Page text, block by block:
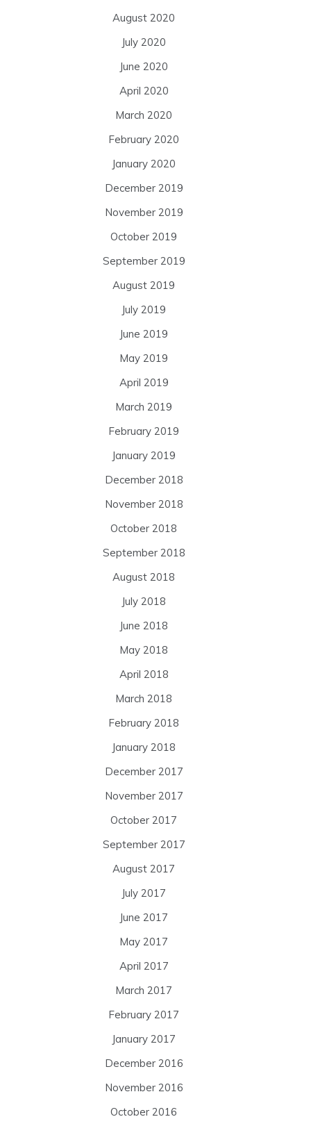
August 2020
July 2020
June 2020
April 2020
March 2020
February 2020
January 2020
December 2019
November 2019
October 2019
September 2019
August 2019
July 2019
June 2019
May 2019
April 2019
March 2019
February 2019
January 2019
December 2018
November 2018
October 2018
September 2018
August 2018
July 2018
June 2018
May 2018
April 2018
March 2018
February 2018
January 2018
December 2017
November 2017
October 2017
September 2017
August 2017
July 2017
June 2017
May 2017
April 2017
March 2017
February 2017
January 2017
December 2016
November 2016
October 2016